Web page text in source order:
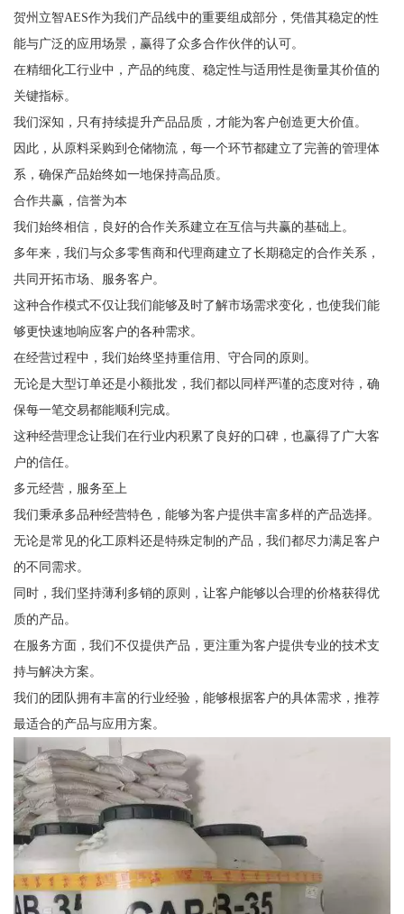
贺州立智AES作为我们产品线中的重要组成部分，凭借其稳定的性
能与广泛的应用场景，赢得了众多合作伙伴的认可。
在精细化工行业中，产品的纯度、稳定性与适用性是衡量其价值的
关键指标。
我们深知，只有持续提升产品品质，才能为客户创造更大价值。
因此，从原料采购到仓储物流，每一个环节都建立了完善的管理体
系，确保产品始终如一地保持高品质。
合作共赢，信誉为本
我们始终相信，良好的合作关系建立在互信与共赢的基础上。
多年来，我们与众多零售商和代理商建立了长期稳定的合作关系，
共同开拓市场、服务客户。
这种合作模式不仅让我们能够及时了解市场需求变化，也使我们能
够更快速地响应客户的各种需求。
在经营过程中，我们始终坚持重信用、守合同的原则。
无论是大型订单还是小额批发，我们都以同样严谨的态度对待，确
保每一笔交易都能顺利完成。
这种经营理念让我们在行业内积累了良好的口碑，也赢得了广大客
户的信任。
多元经营，服务至上
我们秉承多品种经营特色，能够为客户提供丰富多样的产品选择。
无论是常见的化工原料还是特殊定制的产品，我们都尽力满足客户
的不同需求。
同时，我们坚持薄利多销的原则，让客户能够以合理的价格获得优
质的产品。
在服务方面，我们不仅提供产品，更注重为客户提供专业的技术支
持与解决方案。
我们的团队拥有丰富的行业经验，能够根据客户的具体需求，推荐
最适合的产品与应用方案。